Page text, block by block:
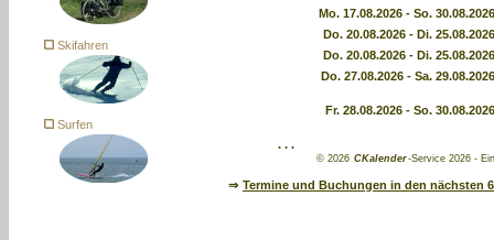
Skifahren
Surfen
Mo. 17.08.2026- So.
Do. 20.08.2026- Di.
Do. 20.08.2026- Di.
Do. 27.08.2026- Sa.
Fr. 28.08.2026- So.
. . .
© 2026 CKalender-Service 2026 -
⇒ Termine und Buchungen in den nächsten